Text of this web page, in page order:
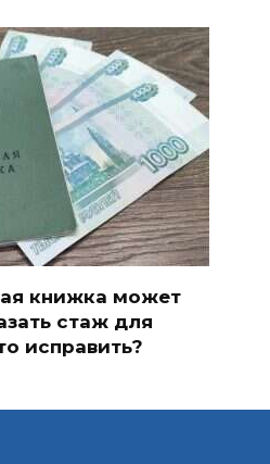
книжка может
стаж для
исправить?